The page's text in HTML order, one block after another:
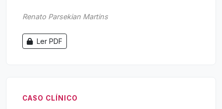
Renato Parsekian Martins
Ler PDF
CASO CLÍNICO